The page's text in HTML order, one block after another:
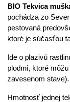
BIO Tekvica
pochádza zo
pestovaná
ktoré je súčasťou
Ide o plazivú
plodmi, ktoré
zavesenom stave).
Hmotnosť jednej